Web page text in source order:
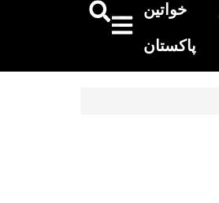
خواتین
پاکستان